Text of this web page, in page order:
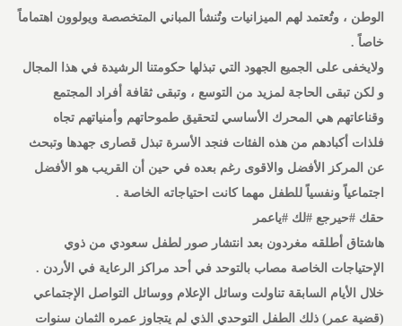
الوطن ، وتُعتمد لهم الميزانيات وتُنشأ المباني المتخصصة ويولوون اهتماماً
خاصاً .
ولايخفى على الجميع الجهود التي تبذلها حكومتنا الرشيدة في هذا المجال
و لكن تبقى الحاجة لمزيد من التوسع ، وتبقى ثقافة أفراد المجتمع
وقناعاتهم هي المحرك الأساسي لتحقيق طموحاتهم وأمنياتهم تجاه
فلذات أكبادهم من هذه الفئات فنجد الأسرة تبذل قصارى جهدها وتبحث
عن المركز الأفضل والاقوى رغم بعده في حين أن القريب هو الأفضل
اجتماعياً ونفسياً للطفل مهما كانت احتياجاته الخاصة .
حقك #حيرجع #لك #ياعمر
هاشتاق أطلقه مغردون بعد انتشار صور لطفل سعودي من ذوي
الإحتياجات الخاصة مصاب بالتوحد في أحد مراكز الرعاية في الأردن .
خلال الأيام السابقة تناولت وسائل الإعلام ووسائل التواصل الإجتماعي
(قضية عمر) ذلك الطفل التوحدي الذي لم يتجاوز عمره الثمان سنوات